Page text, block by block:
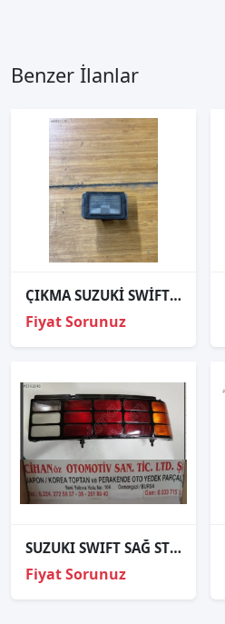
Benzer İlanlar
ÇIKMA SUZUKİ SWİFT PLAKA LAMBASI
Fiyat Sorunuz
SUZUKI SWIFT SAĞ STOP 1988 1995
Fiyat Sorunuz